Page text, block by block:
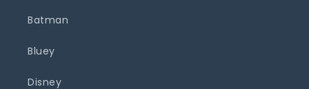
Batman
Bluey
Disney